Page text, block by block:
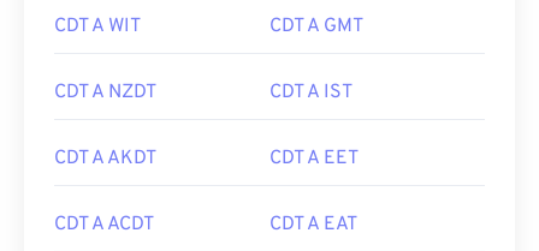
CDT A WIT CDT A GMT
CDT A NZDT CDT A IST
CDT A AKDT CDT A EET
CDT A ACDT CDT A EAT